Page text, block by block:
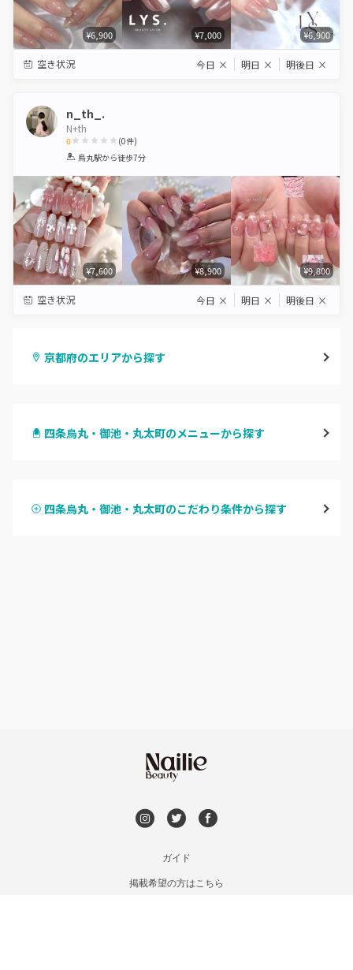
¥6,900 ¥7,000 ¥6,900
空き状況 今日 × 明日 × 明後日 ×
n_th_.
N+th
0
1 2 3 4 5
(0件)
烏丸駅から徒歩7分
¥7,600 ¥8,900 ¥9,800
空き状況 今日 × 明日 × 明後日 ×
京都府のエリアから探す
四条河原町・河原町三条
長岡京市・向日市・八幡
四条烏丸・御池・丸太町のメニューから探す
ハンドスカルプ
四条烏丸・御池・丸太町のこだわり条件から探す
ガイド
掲載希望の方はこちら